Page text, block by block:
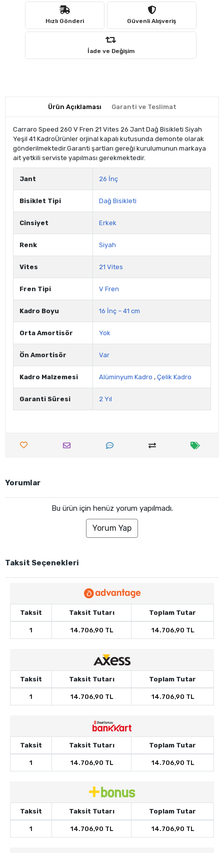
Hızlı Gönderi Güvenli Alışveriş
İade ve Değişim
Ürün Açıklaması Garanti ve Teslimat
Carraro Speed 260 V Fren 21 Vites 26 Jant Dağ Bisikleti Siyah
Yeşil 41 KadroÜrünler orjinal kapalı kutusunda demonte olarak
gönderilmektedir.Garanti şartları gereği kurulumunun markaya
ait yetkili serviste yapılması gerekmektedir.
Jant 26 İnç
Bisiklet Tipi Dağ Bisikleti
Cinsiyet Erkek
Renk Siyah
Vites 21 Vites
Fren Tipi V Fren
Kadro Boyu 16 İnç – 41 cm
Orta Amortisör Yok
Ön Amortisör Var
Kadro Malzemesi Alüminyum Kadro , Çelik Kadro
Garanti Süresi 2 Yıl
Yorumlar
Bu ürün için henüz yorum yapılmadı.
Yorum Yap
Taksit Seçenekleri
Taksit Taksit Tutarı Toplam Tutar
1 14.706,90 TL 14.706,90 TL
Taksit Taksit Tutarı Toplam Tutar
1 14.706,90 TL 14.706,90 TL
Taksit Taksit Tutarı Toplam Tutar
1 14.706,90 TL 14.706,90 TL
Taksit Taksit Tutarı Toplam Tutar
1 14.706,90 TL 14.706,90 TL